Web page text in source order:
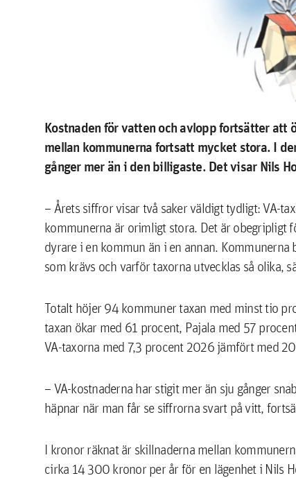
Kostnaden för vatten och avlopp fortsätter
mellan kommunerna fortsatt mycket stora. I
gånger mer än i den billigaste. Det visar Nils
– Årets siffror visar två saker väldigt tydligt: VA-
kommunerna är orimligt stora. Det är obegripligt
dyrare i en kommun än i en annan.
som krävs och varför taxorna utvecklas så olika,
Totalt höjer 94 kommuner taxan med minst tio
taxan ökar med 61 procent, Pajala med 57
VA-taxorna med 7,3 procent 2026 jämfört med
– VA-kostnaderna har stigit mer än sju gånger
häpnar när man får se siffrorna svart på vitt,
I kronor räknat är skillnaderna mellan
cirka 14 300 kronor per år för en lägenhet i Nils